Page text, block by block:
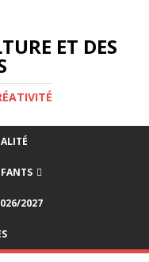
ET DES
2027